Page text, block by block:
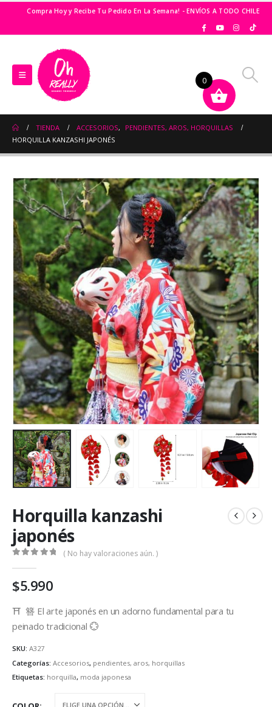
Compra Hoy y Recibe Tu Pedido En La Semana! - ENVÍOS A TODO CHILE
TIENDA ACCESORIOS,
PENDIENTES, AROS, HORQUILLAS
HORQUILLA KANZASHI JAPONÉS
Horquilla kanzashi
japonés
( No hay valoraciones aún. )
$5.990
⛩ 簪 El arte japonés en un adorno fundamental para tu
peinado tradicional 💮
SKU: A327
Categorías: Accesorios, pendientes, aros, horquillas
Etiquetas: horquilla, moda japonesa
0